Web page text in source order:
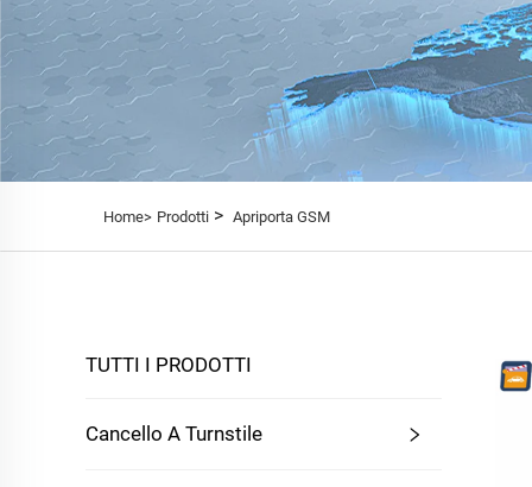
Home> Prodotti > Apriporta GSM
TUTTI I PRODOTTI
Cancello A Turnstile